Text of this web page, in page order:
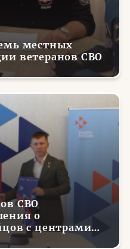
местных
ветеранов СВО
СВО
о
с центрами
России